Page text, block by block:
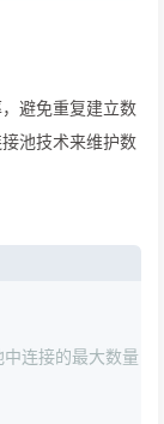
避免重复建立数
池技术来维护数
连接的最大数量